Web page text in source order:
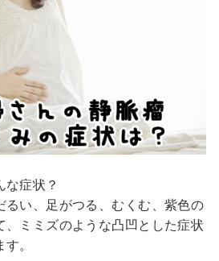
な症状？
るい、足がつる、むくむ、紫色の
、ミミズのような凸凹とした症状
。